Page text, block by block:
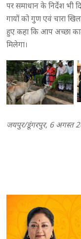
पर समाधान के निर्देश भी
गायों को गुण एवं चारा
हुए कहा कि आप अच्छा
मिलेगा।
जयपुर/डूंगरपुर, 6 अगस्त